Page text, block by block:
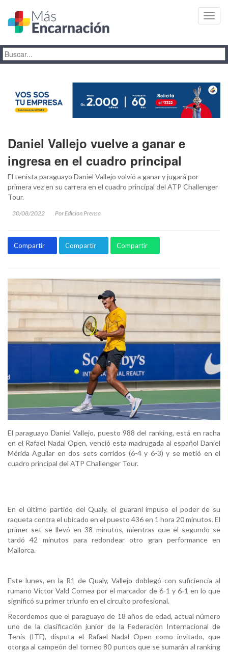
Daniel Vallejo vuelve a ganar e
ingresa en el cuadro principal
El tenista paraguayo Daniel Vallejo volvió a ganar y jugará por
primera vez en su carrera en el cuadro principal del ATP Challenger
Tour.
30/08/2022 Por Edicion Prensa
Compartir Compartir Compartir
El paraguayo Daniel Vallejo, puesto 988 del ranking, está en racha
en el Rafael Nadal Open, venció esta madrugada al español Daniel
Mérida Aguilar en dos sets corridos (6-4 y 6-3) y se metió en el
cuadro principal del ATP Challenger Tour.
En el último partido del Qualy, el guaraní impuso el poder de su
raqueta contra el ubicado en el puesto 436 en 1 hora 20 minutos. El
primer set se llevó en 38 minutos, mientras que el segundo se
tardó 42 minutos para redondear otro gran performance en
Mallorca.
Este lunes, en la R1 de Qualy, Vallejo doblegó con suficiencia al
rumano Victor Vald Cornea por el marcador de 6-1 y 6-1 en lo que
significó su primer triunfo en el circuito profesional.
Recordemos que el paraguayo de 18 años de edad, actual número
uno de la clasificación junior de la Federación Internacional de
Tenis (ITF), disputa el Rafael Nadal Open como invitado, que
otorga al campeón del torneo 80 puntos que se sumarán al ranking